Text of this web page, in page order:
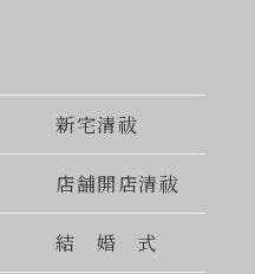
新宅清祓
店舗開店清祓
結 婚 式